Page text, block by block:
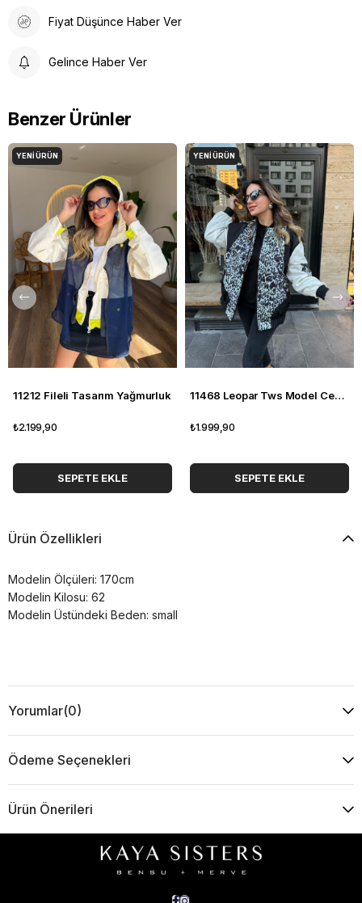
Fiyat Düşünce Haber Ver
Gelince Haber Ver
Benzer Ürünler
11212 Fileli Tasarım Yağmurluk
₺2.199,90
SEPETE EKLE
YENI ÜRÜN
11468 Leopar Tws Model Ceket
₺1.999,90
SEPETE EKLE
YENI ÜRÜN
Ürün Özellikleri
Modelin Ölçüleri: 170cm
Modelin Kilosu: 62
Modelin Üstündeki Beden: small
Yorumlar(0)
Ödeme Seçenekleri
Ürün Önerileri